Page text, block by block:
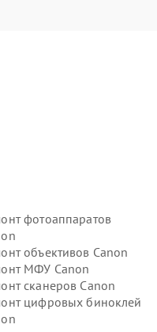
фотоаппаратов
объективов Canon
МФУ Canon
сканеров Canon
цифровых биноклей